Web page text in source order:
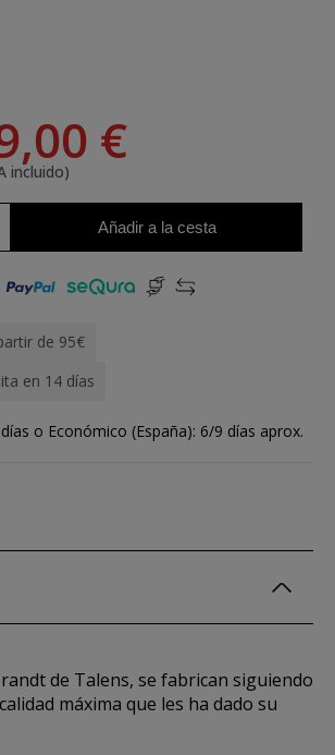
€
incluido)
Añadir a la cesta
de 95€
en 14 días
o Económico (España): 6/9 días aprox.
de Talens, se fabrican siguiendo
máxima que les ha dado su